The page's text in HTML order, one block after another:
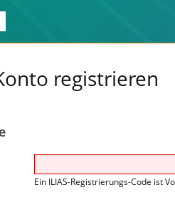
registrieren
Ein ILIAS-Registrierungs-Code ist